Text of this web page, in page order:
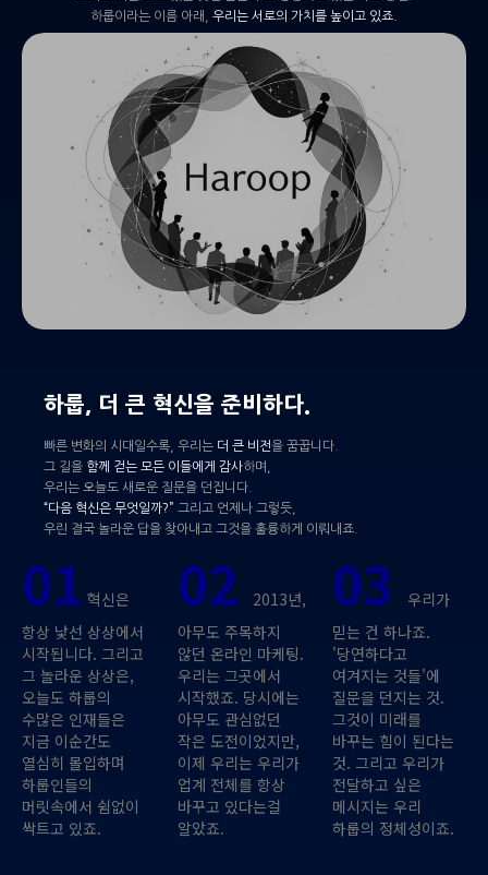
하룹이라는 이름 아래, 우리는 서로의 가치를 높이고 있죠.
하룹, 더 큰 혁신을 준비하다.
빠른 변화의 시대일수록, 우리는 더 큰 비전을 꿈꿉니다.
그 길을 함께 걷는 모든 이들에게 감사하며,
우리는 오늘도 새로운 질문을 던집니다.
“다음 혁신은 무엇일까?” 그리고 언제나 그렇듯,
우린 결국 놀라운 답을 찾아내고 그것을 훌륭하게 이뤄내죠.
01 혁신은
항상 낯선 상상에서
시작됩니다. 그리고
그 놀라운 상상은,
오늘도 하룹의
수많은 인재들은
지금 이순간도
열심히 몰입하며
하룹인들의
머릿속에서 쉼없이
싹트고 있죠.
02
2013년,
아무도 주목하지
않던 온라인 마케팅.
우리는 그곳에서
시작했죠. 당시에는
아무도 관심없던
작은 도전이었지만,
이제 우리는 우리가
업계 전체를 항상
바꾸고 있다는걸
알았죠.
03우리가
믿는 건 하나죠.
'당연하다고
여겨지는 것들'에
질문을 던지는 것.
그것이 미래를
바꾸는 힘이 된다는
것. 그리고 우리가
전달하고 싶은
메시지는 우리
하룹의 정체성이죠.